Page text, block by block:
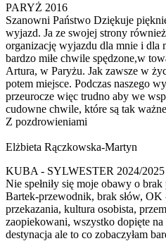
PARYŻ 2016
Szanowni Państwo Dziękuje
wyjazd. Ja ze swojej strony
organizację wyjazdu dla mnie i dla
bardzo miłe chwile spędzone,w
Artura, w Paryżu. Jak zawsze w
potem miejsce. Podczas naszego
przeurocze więc trudno aby we
cudowne chwile, które są tak
Z pozdrowieniami
Elżbieta Rączkowska-Martyn
KUBA - SYLWESTER 2024/2025
Nie spełniły się moje obawy o
Bartek-przewodnik, brak słów, OK
przekazania, kultura osobista,
zaopiekowani, wszystko dopięte
destynacja ale to co zobaczyłam